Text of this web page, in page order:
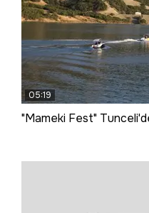
05:19
"Mameki Fest"